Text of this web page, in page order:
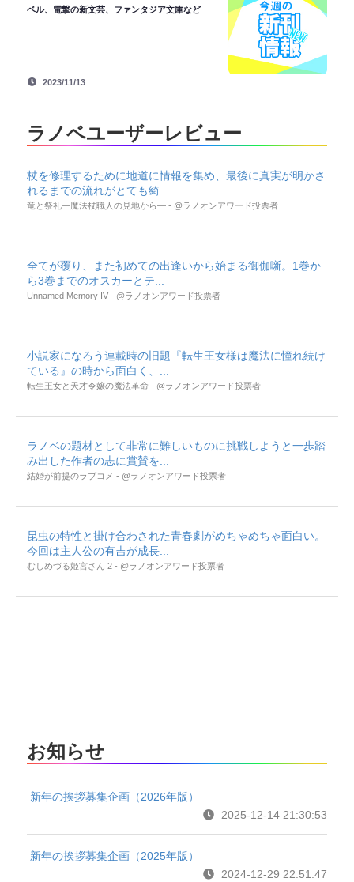
ベル、電撃の新文芸、ファンタジア文庫など
2023/11/13
ラノベユーザーレビュー
杖を修理するために地道に情報を集め、最後に真実が明かさ
れるまでの流れがとても綺...
竜と祭礼―魔法杖職人の見地から― - @ラノオンアワード投票者
全てが覆り、また初めての出逢いから始まる御伽噺。1巻か
ら3巻までのオスカーとテ...
Unnamed Memory IV - @ラノオンアワード投票者
小説家になろう連載時の旧題『転生王女様は魔法に憧れ続け
ている』の時から面白く、...
転生王女と天才令嬢の魔法革命 - @ラノオンアワード投票者
ラノベの題材として非常に難しいものに挑戦しようと一歩踏
み出した作者の志に賞賛を...
結婚が前提のラブコメ - @ラノオンアワード投票者
昆虫の特性と掛け合わされた青春劇がめちゃめちゃ面白い。
今回は主人公の有吉が成長...
むしめづる姫宮さん 2 - @ラノオンアワード投票者
お知らせ
新年の挨拶募集企画（2026年版）
2025-12-14 21:30:53
新年の挨拶募集企画（2025年版）
2024-12-29 22:51:47